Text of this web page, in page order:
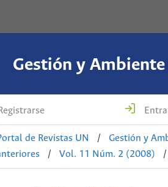
Gestión y Ambiente
Registrarse
de Revistas UN /
Gestión y
/ Vol. 11 Núm. 2 (2008) /